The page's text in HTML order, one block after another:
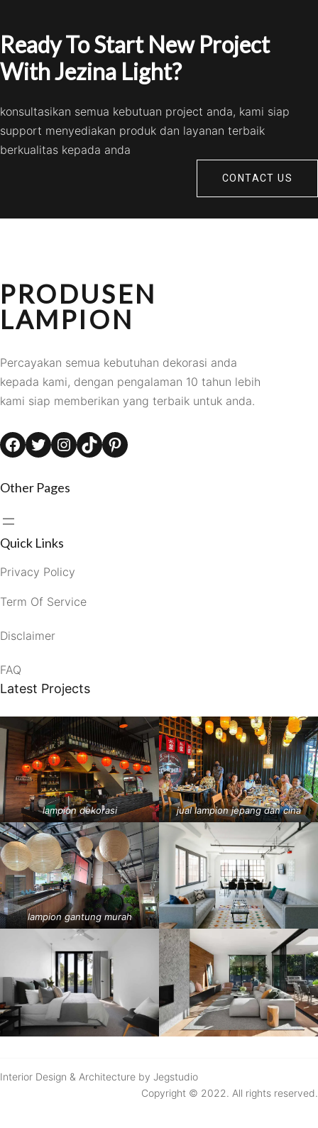
Ready To Start New Project
With Jezina Light?
konsultasikan semua kebutuan project anda, kami siap
support menyediakan produk dan layanan terbaik
berkualitas kepada anda
CONTACT US
PRODUSEN
LAMPION
Percayakan semua kebutuhan dekorasi anda
kepada kami, dengan pengalaman 10 tahun lebih
kami siap memberikan yang terbaik untuk anda.
Facebook Twitter Instagram TikTok Pinterest
Other Pages
Quick Links
Privacy Policy
Term Of Service
Disclaimer
FAQ
Latest Projects
lampion dekorasi jual lampion jepang dan cina
lampion gantung murah
Interior Design & Architecture by Jegstudio
Copyright © 2022. All rights reserved.